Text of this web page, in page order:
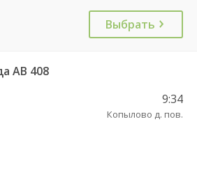
Выбрать
АВ 408
9:34
Копылово д. пов.